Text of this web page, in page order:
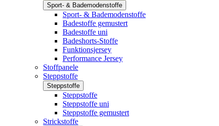
Sport- & Bademodenstoffe
Sport- & Bademodenstoffe
Badestoffe gemustert
Badestoffe uni
Badeshorts-Stoffe
Funktionsjersey
Performance Jersey
Stoffpanele
Steppstoffe
Steppstoffe
Steppstoffe
Steppstoffe uni
Steppstoffe gemustert
Strickstoffe